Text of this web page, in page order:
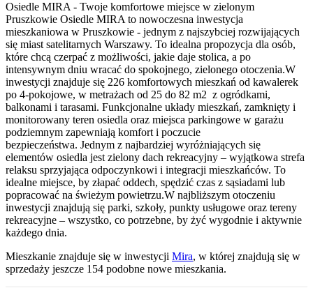
Osiedle MIRA - Twoje komfortowe miejsce w zielonym
Pruszkowie Osiedle MIRA to nowoczesna inwestycja
mieszkaniowa w Pruszkowie - jednym z najszybciej rozwijających
się miast satelitarnych Warszawy. To idealna propozycja dla osób,
które chcą czerpać z możliwości, jakie daje stolica, a po
intensywnym dniu wracać do spokojnego, zielonego otoczenia.W
inwestycji znajduje się 226 komfortowych mieszkań od kawalerek
po 4-pokojowe, w metrażach od 25 do 82 m2 z ogródkami,
balkonami i tarasami. Funkcjonalne układy mieszkań, zamknięty i
monitorowany teren osiedla oraz miejsca parkingowe w garażu
podziemnym zapewniają komfort i poczucie
bezpieczeństwa. Jednym z najbardziej wyróżniających się
elementów osiedla jest zielony dach rekreacyjny – wyjątkowa strefa
relaksu sprzyjająca odpoczynkowi i integracji mieszkańców. To
idealne miejsce, by złapać oddech, spędzić czas z sąsiadami lub
popracować na świeżym powietrzu.W najbliższym otoczeniu
inwestycji znajdują się parki, szkoły, punkty usługowe oraz tereny
rekreacyjne – wszystko, co potrzebne, by żyć wygodnie i aktywnie
każdego dnia.
Mieszkanie znajduje się w inwestycji Mira, w której znajdują się w
sprzedaży jeszcze 154 podobne nowe mieszkania.